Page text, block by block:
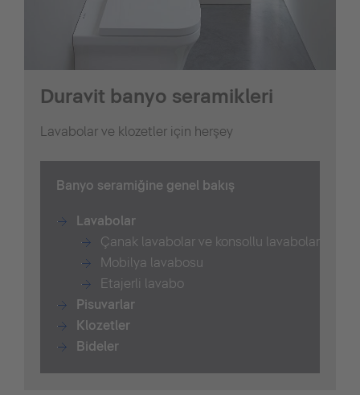
Duravit banyo seramikleri
Lavabolar ve klozetler için herşey
Banyo seramiğine genel bakış
Lavabolar
Çanak lavabolar ve konsollu lavabolar
Mobilya lavabosu
Etajerli lavabo
Pisuvarlar
Klozetler
Bideler